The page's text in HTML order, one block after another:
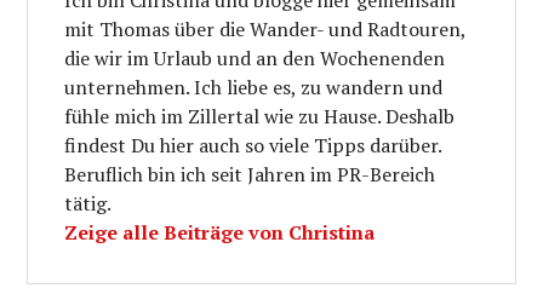
mit Thomas über die Wander- und Radtouren,
die wir im Urlaub und an den Wochenenden
unternehmen. Ich liebe es, zu wandern und
fühle mich im Zillertal wie zu Hause. Deshalb
findest Du hier auch so viele Tipps darüber.
Beruflich bin ich seit Jahren im PR-Bereich
tätig.
Zeige alle Beiträge von Christina